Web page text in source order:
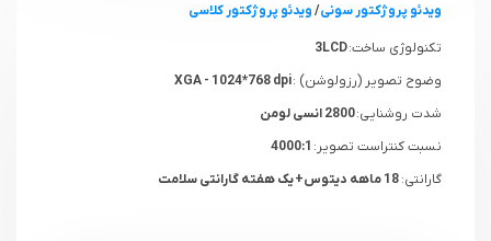
ویدئو پروژکتور سونی/ویدئو پروژکتور کلاسی
تکنولوژی ساخت:3LCD
وضوح تصویر (رزولوشن) :
شدت روشنایی:2800 انسی لومن
نسبت کنتراست تصویر:
گارانتی: